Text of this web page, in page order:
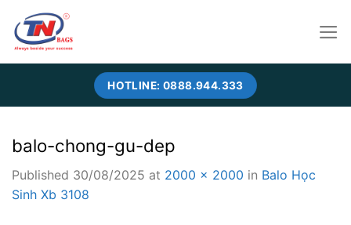
content
HOTLINE: 0888.944.333
balo-chong-gu-dep
Published 30/08/2025 at 2000 × 2000 in Balo Học
Sinh Xb 3108